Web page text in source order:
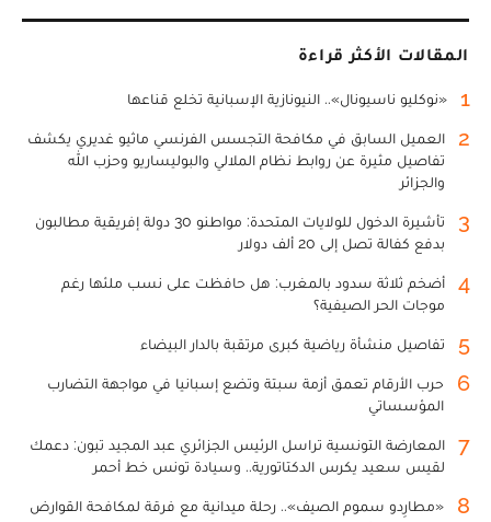
المقالات الأكثر قراءة
1 «نوكليو ناسيونال».. النيونازية الإسبانية تخلع قناعها
2
العميل السابق في مكافحة التجسس الفرنسي ماثيو غديري يكشف
تفاصيل مثيرة عن روابط نظام الملالي والبوليساريو وحزب الله
والجزائر
3
تأشيرة الدخول للولايات المتحدة: مواطنو 30 دولة إفريقية مطالبون
بدفع كفالة تصل إلى 20 ألف دولار
4
أضخم ثلاثة سدود بالمغرب: هل حافظت على نسب ملئها رغم
موجات الحر الصيفية؟
5 تفاصيل منشأة رياضية كبرى مرتقبة بالدار البيضاء
6
حرب الأرقام تعمق أزمة سبتة وتضع إسبانيا في مواجهة التضارب
المؤسساتي
7
المعارضة التونسية تراسل الرئيس الجزائري عبد المجيد تبون: دعمك
لقيس سعيد يكرس الدكتاتورية.. وسيادة تونس خط أحمر
8
«مطارِدو سموم الصيف».. رحلة ميدانية مع فرقة لمكافحة القوارض